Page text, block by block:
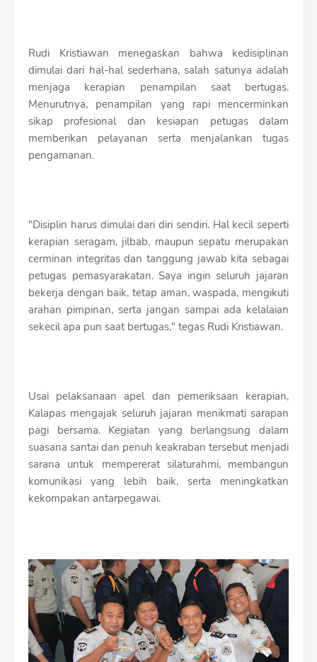
Rudi Kristiawan menegaskan bahwa kedisiplinan
dimulai dari hal-hal sederhana, salah satunya adalah
menjaga kerapian penampilan saat bertugas.
Menurutnya, penampilan yang rapi mencerminkan
sikap profesional dan kesiapan petugas dalam
memberikan pelayanan serta menjalankan tugas
pengamanan.
"Disiplin harus dimulai dari diri sendiri. Hal kecil seperti
kerapian seragam, jilbab, maupun sepatu merupakan
cerminan integritas dan tanggung jawab kita sebagai
petugas pemasyarakatan. Saya ingin seluruh jajaran
bekerja dengan baik, tetap aman, waspada, mengikuti
arahan pimpinan, serta jangan sampai ada kelalaian
sekecil apa pun saat bertugas," tegas Rudi Kristiawan.
Usai pelaksanaan apel dan pemeriksaan kerapian,
Kalapas mengajak seluruh jajaran menikmati sarapan
pagi bersama. Kegiatan yang berlangsung dalam
suasana santai dan penuh keakraban tersebut menjadi
sarana untuk mempererat silaturahmi, membangun
komunikasi yang lebih baik, serta meningkatkan
kekompakan antarpegawai.